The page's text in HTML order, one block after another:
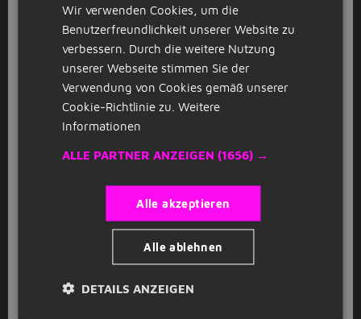
Food & Beverage Assistant
David Lloyd Stuttgart (16km)
GESPONSERT
Rettungsschwimmer
Badeaufsicht
David Lloyd Stuttgart (16km)
Wir verwenden Cookies, um die
Benutzerfreundlichkeit unserer Website zu
verbessern. Durch die weitere Nutzung
unserer Webseite stimmen Sie der
Verwendung von Cookies gemäß unserer
Cookie-Richtlinie zu. Weitere
Informationen
ALLE PARTNER ANZEIGEN (1656) →
Alle akzeptieren
Alle ablehnen
DETAILS ANZEIGEN